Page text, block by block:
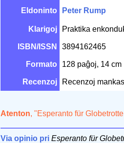
Eldoninto Peter Rump
Klarigoj Praktika
ISBN/ISSN 3894162465
Formato 128 paĝoj, 14 cm
Recenzoj Recenzoj
Atenton, "Esperanto für
Via opinio pri Esperanto für